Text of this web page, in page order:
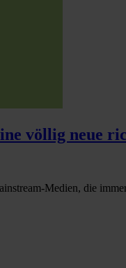
völlig neue
Medien, die